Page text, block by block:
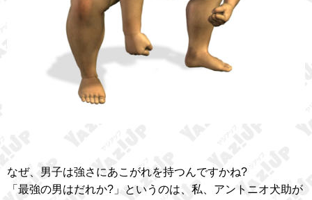
なぜ、男子は強さにあこがれを持つんですかね?
「最強の男はだれか?」というのは、私、アントニオ犬助が